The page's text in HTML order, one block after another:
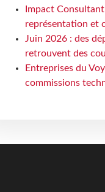
Impact
représentation et
Juin 2026 : des
retrouvent des
Entreprises du
commissions